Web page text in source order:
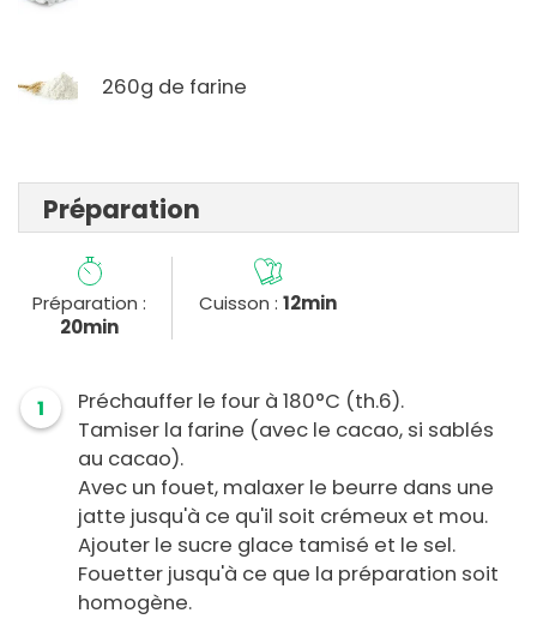
260g de farine
Préparation
Préparation :
20min
Cuisson :12min
1
Préchauffer le four à 180°C (th.6).
Tamiser la farine (avec le cacao, si sablés
au cacao).
Avec un fouet, malaxer le beurre dans une
jatte jusqu'à ce qu'il soit crémeux et mou.
Ajouter le sucre glace tamisé et le sel.
Fouetter jusqu'à ce que la préparation soit
homogène.